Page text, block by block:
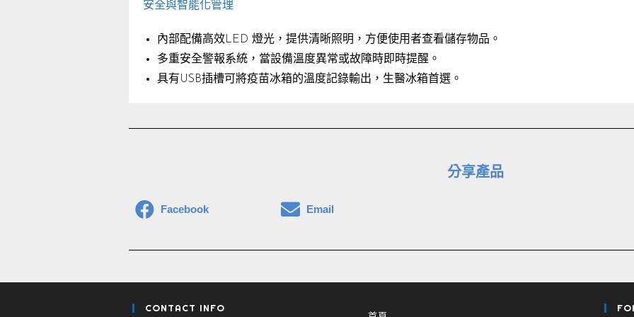
安全與智能化管理
內部配備高效LED 燈光，提供清晰照明，方便使用者查看儲存物品。
多重安全警報系統，當設備溫度異常或故障時即時提醒。
具有USB插槽可將疫苗冰箱的溫度記錄輸出，生醫冰箱首選。
分享產品
Facebook Email
CONTACT INFO